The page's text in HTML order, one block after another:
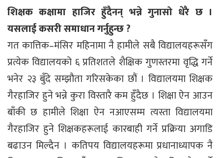
शिक्षक कक्षामा हाजिर हुँदैनन् भन्ने गुनासो धेरै छ ।
यसलाई कसरी समाधान गर्नुहुन्छ ?
गत कात्तिक–मंसिर महिनामा नै हामीले सबै विद्यालयहरूसँग
प्रत्येक विद्यालयको ६ प्रतिशतले शैक्षिक गुणस्तरमा वृद्धि गर्ने
भनेर २३ बुँदे सम्झौता गरिसकेका छौं । विद्यालयमा शिक्षक
गैरहाजिर हुने भन्ने कुरा विस्तारै कम हुँदैछ । शिक्षा ऐन आउन
बाँकी छ हामीले शिक्षा ऐन नआएसम्म त्यस्ता विद्यालयमा
गैरहाजिर हुने शिक्षकहरूलाई कारबाही गर्ने प्रक्रिया अगाडि
बढाउन मिल्दैन । कतिपय विद्यालयहरूमा प्रधानाध्यापक नै